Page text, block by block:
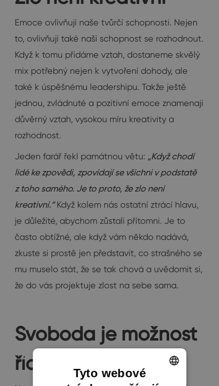
Emoce ovlivňují naše tvůrčí schopnosti. Nejen
to, ovlivňují také naši schopnost se rozhodnout.
Když k tomu přidáme vztah, dostaneme skvělý
mix potřebný nejen k vytvoření dohody, ale
také k úspěšnému leadershipu. Takže ještě
jednou, zvládnuté a pozitivní emoce znamenají
důvěrný vztah, vysokou míru kreativity a
rozhodnost.
Jeden farář řekl památnou větu: „Když chodí
lidé ke zpovědi, zpovídají se všichni v podstatě
z toho samého. Je to proto, že zlo není
kreativní.“Když kolem nás ostatní ztrácí hlavu,
je důležité, abychom zůstali přítomni. Je to
často obtížné, ale když vám někdo nadává,
zkuste si prostě jen představit, co strašného se
mu muselo stát, že se tak chová a uvědomit si,
že do vás projektuje zlost na sebe sama.
Svoboda je možnost
říct NE
Tyto webové